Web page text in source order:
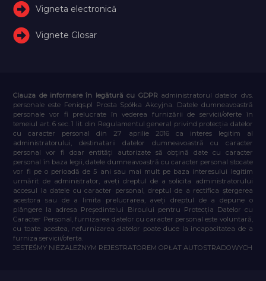
Vigneta electronică
Vignete Glosar
Clauza de informare în legătură cu GDPR administratorul datelor dvs.
personale este Feniqs.pl Prosta Spółka Akcyjna. Datele dumneavoastră
personale vor fi prelucrate în vederea furnizării de servicii/oferte în
temeiul art. 6 sec. 1 lit. din Regulamentul general privind protecția datelor
cu caracter personal din 27 aprilie 2016 ca interes legitim al
administratorului, destinatarii datelor dumneavoastră cu caracter
personal vor fi doar entități autorizate să obțină date cu caracter
personal în baza legii, datele dumneavoastră cu caracter personal stocate
vor fi pe o perioadă de 5 ani sau mai mult pe baza interesului legitim
urmărit de administrator, aveți dreptul de a solicita administratorului
accesul la datele cu caracter personal, dreptul de a rectifica ștergerea
acestora sau de a limita prelucrarea, aveți dreptul de a depune o
plângere la adresa Președintelui Biroului pentru Protecția Datelor cu
Caracter Personal, furnizarea datelor cu caracter personal este voluntară,
cu toate acestea, nefurnizarea datelor poate duce la incapacitatea de a
furniza servicii/oferta.
JESTEŚMY NIEZALEŻNYM REJESTRATOREM OPŁAT AUTOSTRADOWYCH